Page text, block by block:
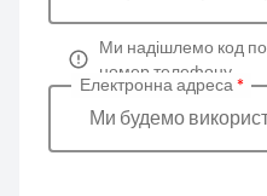
Ми надішлемо код
номер телефону
Ми будемо
Електронна адреса*